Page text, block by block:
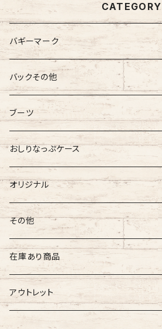
CATEGORY
バギーマーク
バギーマーク
バギーマーク
吸盤付バギーマーク
バギーマークミニ
両面マークいり
オリジナル
バギーマークミニ
吸盤バギーマーク
バギーマークミニ
両面バギーマーク
オリジナル
ぷちまる
バギーマークプチ
バギーマークプチ ボールチェーン
バギーマークプチ ストラップ
オリジナル
ぷちまる
くるくるぷち
吸盤バギーマーク
バギーマークミニ
バギーマークプチ
吸盤バギーマーク
バギーマークナノ
オリジナル
ネズミ
オリジナル
バギーマーク
バギーマークプチ
ステッカー
バックその他
バギーポケット
バギーポケット レギュラー
バギーポケット 大
チャーム
バギーチャーム
イニシャルチャーム
診察ファイルバック
ブーツ
オリジナル
Sサイズ
Mサイズ
Lサイズ
XLサイズ
XXLサイズ
ブーツ
Sサイズ
XXLサイズ
おしりなっぷケース
おしりナップケース 縦型
おしりナップケース 横型
オリジナル
バギーマーク
バギーマークレギュラーサイズ
バギーマークミニ
バギーマークナノ
おしりナップケース
縦型ストラップ
横型ストラップ
その他
イニシャルチャーム
その他
ネームホルダー
nanoまる
chibi
在庫あり商品
バギーマーク
ミニサイズ
アウトレット